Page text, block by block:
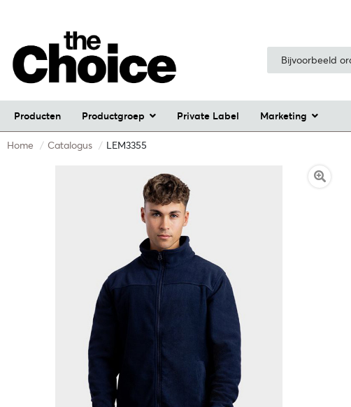
Producten Productgroep Private Label Marketing
Home Catalogus LEM3355